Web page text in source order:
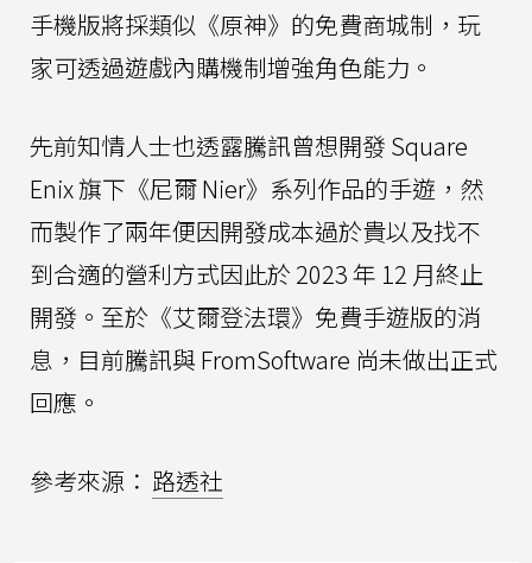
手機版將採類似《原神》的免費商城制，玩
家可透過遊戲內購機制增強角色能力。
先前知情人士也透露騰訊曾想開發 Square
Enix 旗下《尼爾 Nier》系列作品的手遊，然
而製作了兩年便因開發成本過於貴以及找不
到合適的營利方式因此於 2023 年 12 月終止
開發。至於《艾爾登法環》免費手遊版的消
息，目前騰訊與 FromSoftware 尚未做出正式
回應。
參考來源： 路透社